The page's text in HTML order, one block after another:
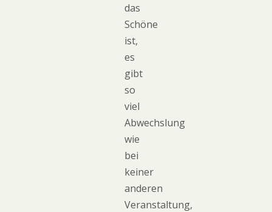
das
Schöne
ist,
es
gibt
so
viel
Abwechslung
wie
bei
keiner
anderen
Veranstaltung,